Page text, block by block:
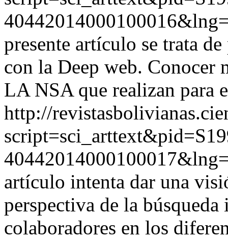
presente artículo se trata
con la Deep web. Conocer
LA NSA que realizan para
http://
artículo intenta dar una
perspectiva de la
colaboradores en los